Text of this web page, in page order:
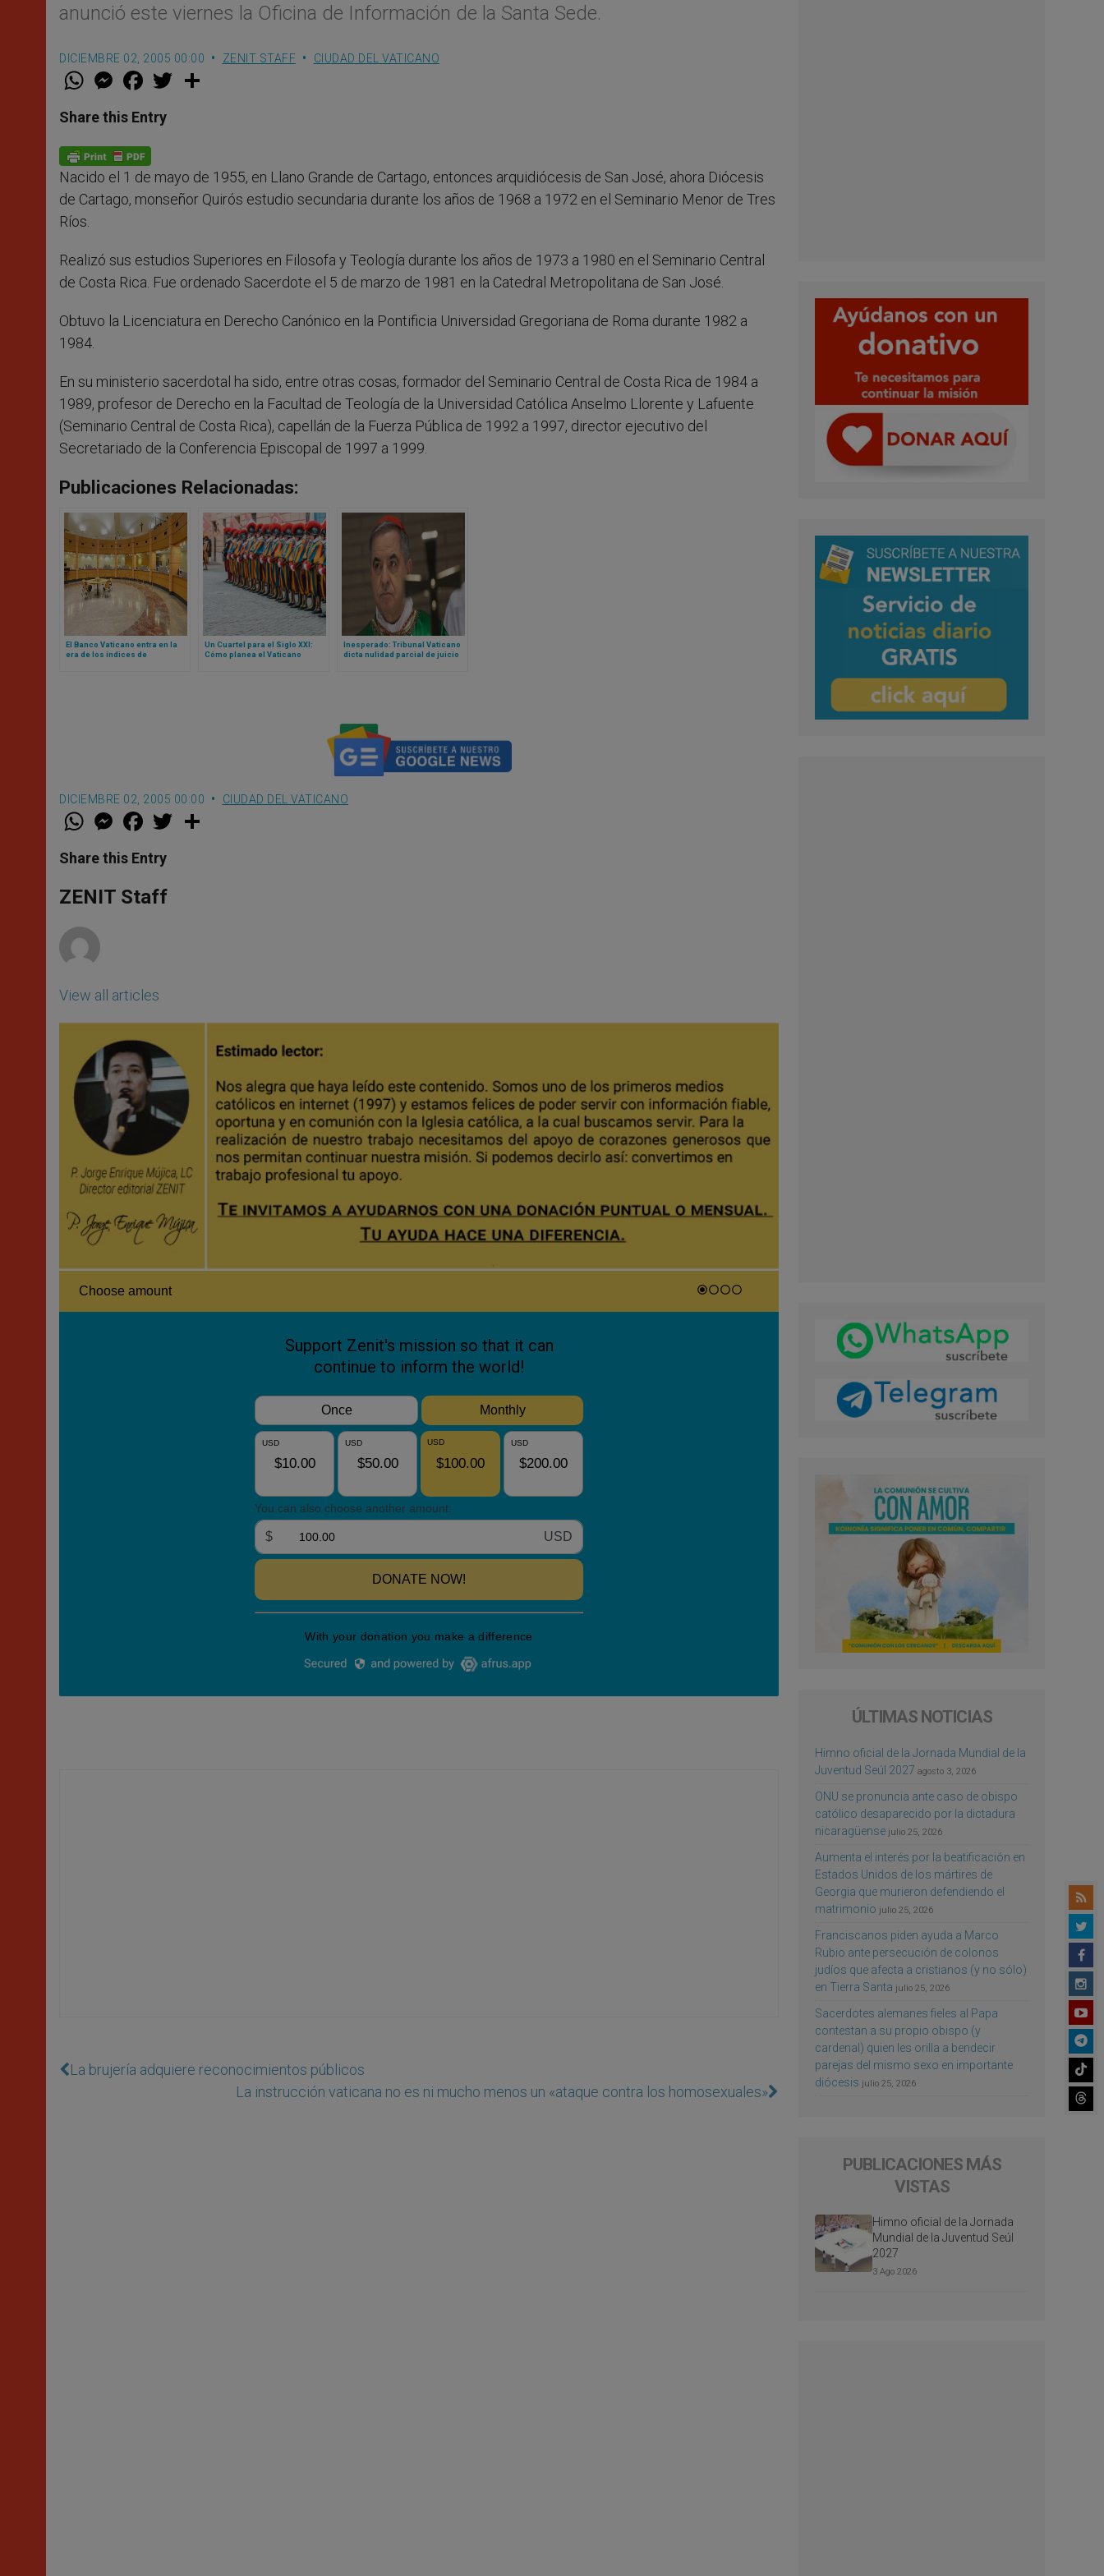
anunció este viernes la Oficina de Información de la Santa Sede.
DICIEMBRE 02, 2005 00:00 ZENIT STAFF CIUDAD DEL VATICANO
W
t
s
p
p
M
e
s
e
g
e
r
F
a
e
b
o
k
w
Share this Entry
Nacido el 1 de mayo de 1955, en Llano Grande de Cartago, entonces arquidiócesis de San José, ahora Diócesis
de Cartago, monseñor Quirós estudio secundaria durante los años de 1968 a 1972 en el Seminario Menor de Tres
Ríos.
Realizó sus estudios Superiores en Filosofa y Teología durante los años de 1973 a 1980 en el Seminario Central
de Costa Rica. Fue ordenado Sacerdote el 5 de marzo de 1981 en la Catedral Metropolitana de San José.
Obtuvo la Licenciatura en Derecho Canónico en la Pontificia Universidad Gregoriana de Roma durante 1982 a
1984.
En su ministerio sacerdotal ha sido, entre otras cosas, formador del Seminario Central de Costa Rica de 1984 a
1989, profesor de Derecho en la Facultad de Teología de la Universidad Católica Anselmo Llorente y Lafuente
(Seminario Central de Costa Rica), capellán de la Fuerza Pública de 1992 a 1997, director ejecutivo del
Secretariado de la Conferencia Episcopal de 1997 a 1999.
Publicaciones Relacionadas:
El Banco Vaticano entra en la
era de los índices de
Un Cuartel para el Siglo XXI:
Cómo planea el Vaticano
Inesperado: Tribunal Vaticano
dicta nulidad parcial de juicio
DICIEMBRE 02, 2005 00:00 CIUDAD DEL VATICANO
W
t
s
p
p
M
e
s
e
g
e
F
a
e
b
o
k
w
Share this Entry
ZENIT Staff
View all articles
La brujería adquiere reconocimientos públicos
La instrucción vaticana no es ni mucho menos un «ataque contra los homosexuales»
ÚLTIMAS NOTICIAS
Himno oficial de la Jornada Mundial de la
Juventud Seúl 2027 agosto 3, 2026
ONU se pronuncia ante caso de obispo
católico desaparecido por la dictadura
nicaragüense julio 25, 2026
Aumenta el interés por la beatificación en
Estados Unidos de los mártires de
Georgia que murieron defendiendo el
matrimonio julio 25, 2026
Franciscanos piden ayuda a Marco
Rubio ante persecución de colonos
judíos que afecta a cristianos (y no sólo)
en Tierra Santa julio 25, 2026
Sacerdotes alemanes fieles al Papa
contestan a su propio obispo (y
cardenal) quien les orilla a bendecir
parejas del mismo sexo en importante
diócesis julio 25, 2026
PUBLICACIONES MÁS
VISTAS
Himno oficial de la Jornada
Mundial de la Juventud Seúl
2027
3 Ago 2026